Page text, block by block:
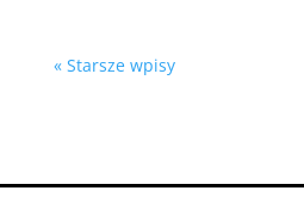
« Starsze wpisy